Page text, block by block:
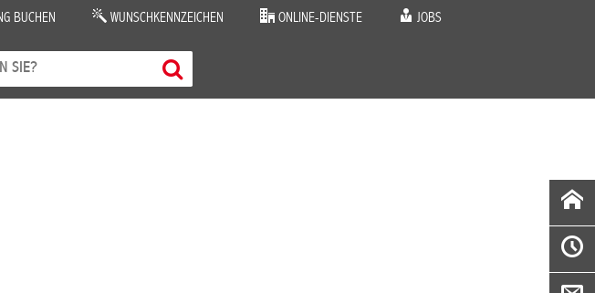
BUCHEN WUNSCHKENNZEICHEN ONLINE-DIENSTE JOBS